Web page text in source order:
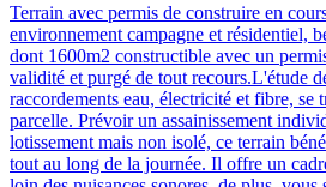
Terrain avec permis de construire en
environnement campagne et résidentiel,
dont 1600m2 constructible avec un
validité et purgé de tout recours.L'étude
raccordements eau, électricité et fibre, se
parcelle. Prévoir un assainissement
lotissement mais non isolé, ce terrain
tout au long de la journée. Il offre un